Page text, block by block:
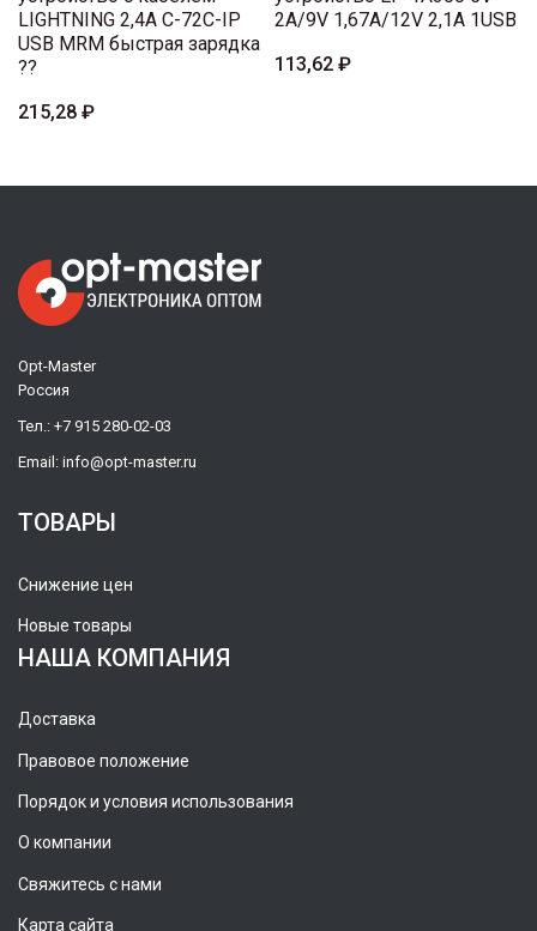
LIGHTNING 2,4A C-72C-IP
USB MRM быстрая зарядка
??
215,28 ₽
2A/9V 1,67A/12V 2,1A 1USB
113,62 ₽
Opt-Master
Россия
Тел.: +7 915 280-02-03
Email: info@opt-master.ru
ТОВАРЫ
Снижение цен
Новые товары
НАША КОМПАНИЯ
Доставка
Правовое положение
Порядок и условия использования
О компании
Свяжитесь с нами
Карта сайта